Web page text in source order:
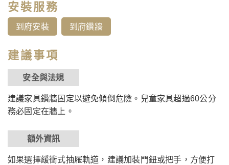
安裝服務
到府安裝 到府鑽牆
建議事項
安全與法規
建議家具鑽牆固定以避免傾倒危險。兒童家具超過60公分
務必固定在牆上。
額外資訊
如果選擇緩衝式抽屜軌道，建議加裝門鈕或把手，方便打